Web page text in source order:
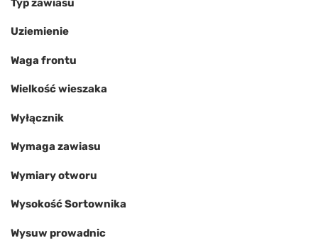
Uziemienie
Waga frontu
Wielkość wieszaka
Wyłącznik
Wymaga zawiasu
Wymiary otworu
Wysokość Sortownika
Wysuw prowadnic